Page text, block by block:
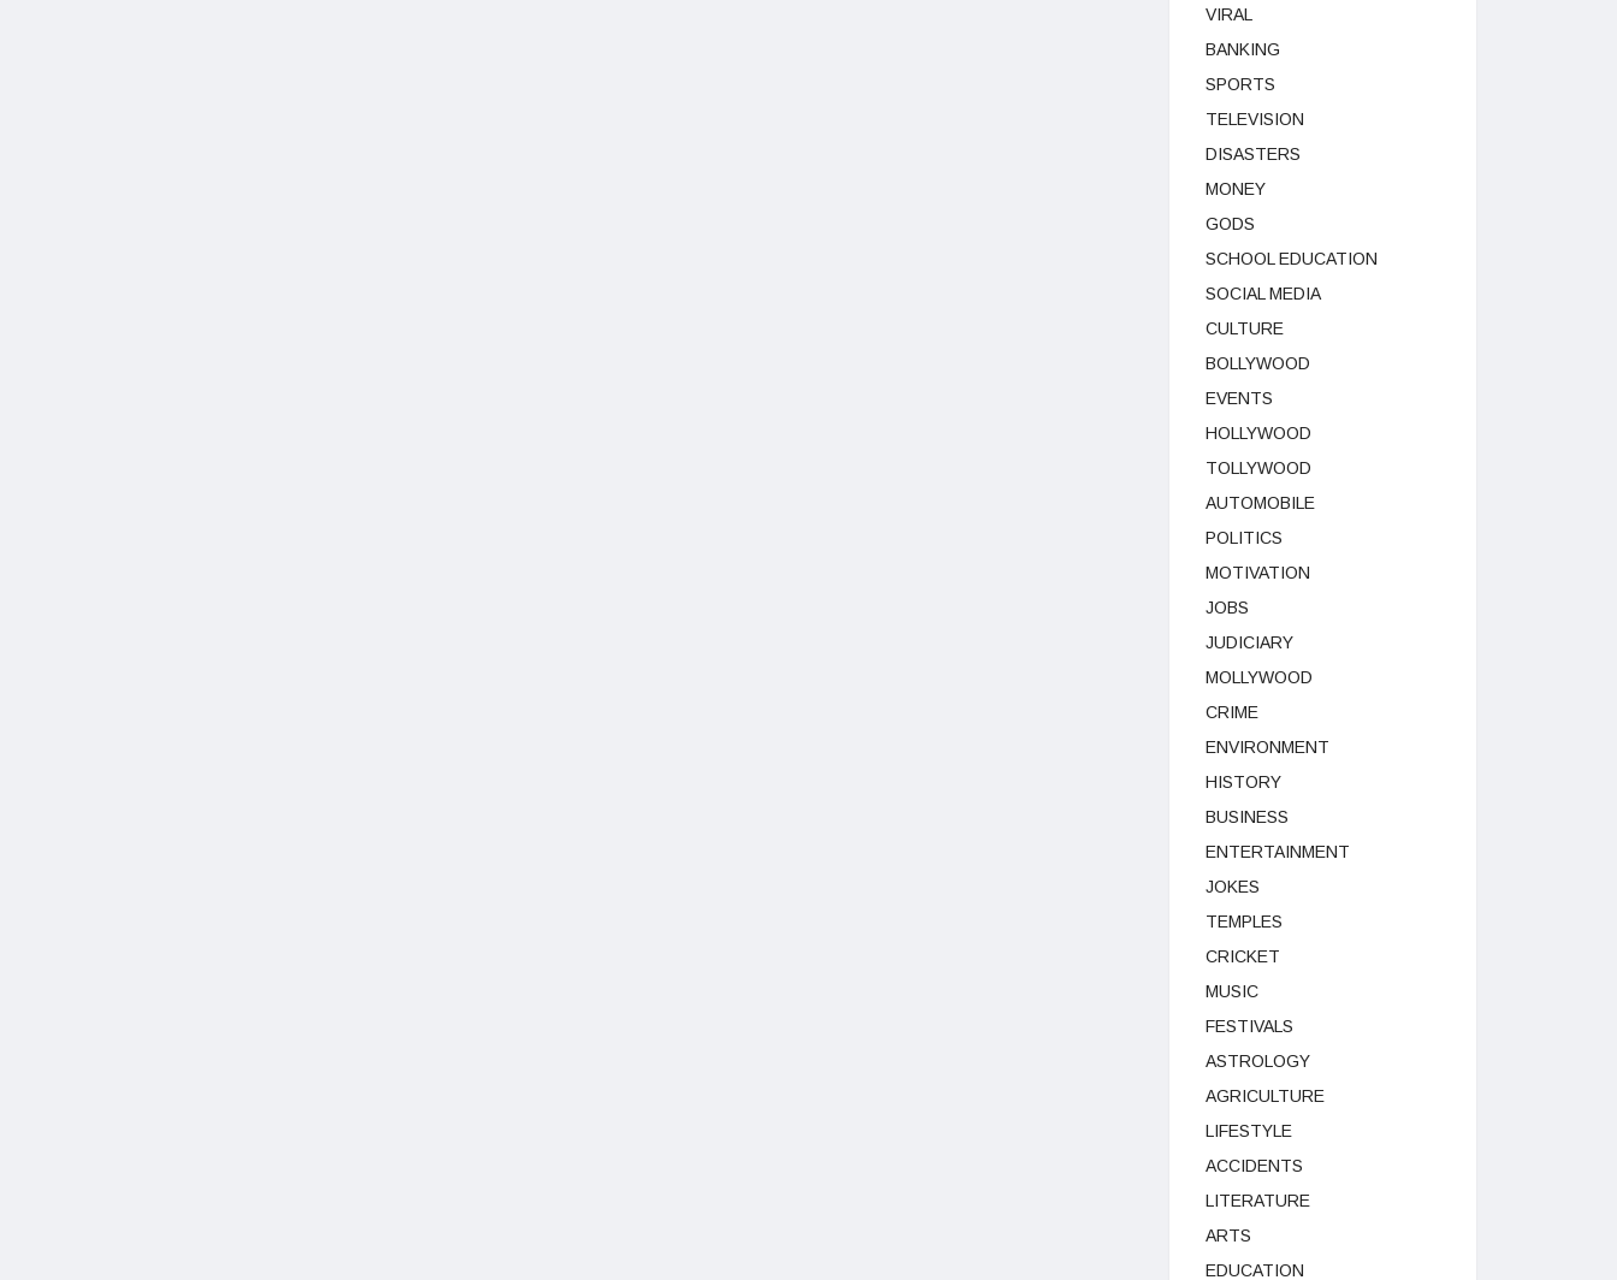
VIRAL
BANKING
SPORTS
TELEVISION
DISASTERS
MONEY
GODS
SCHOOL EDUCATION
SOCIAL MEDIA
CULTURE
BOLLYWOOD
EVENTS
HOLLYWOOD
TOLLYWOOD
AUTOMOBILE
POLITICS
MOTIVATION
JOBS
JUDICIARY
MOLLYWOOD
CRIME
ENVIRONMENT
HISTORY
BUSINESS
ENTERTAINMENT
JOKES
TEMPLES
CRICKET
MUSIC
FESTIVALS
ASTROLOGY
AGRICULTURE
LIFESTYLE
ACCIDENTS
LITERATURE
ARTS
EDUCATION